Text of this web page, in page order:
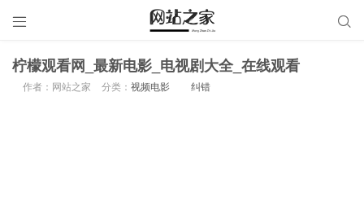
 
柠檬观看网_最新电影_电视剧大全_在线观看
作者：网站之家 分类： 视频电影 纠错